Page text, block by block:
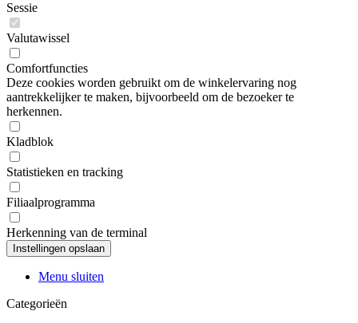
Sessie
Valutawissel
Comfortfuncties
Deze cookies worden gebruikt om de winkelervaring nog
aantrekkelijker te maken, bijvoorbeeld om de bezoeker te
herkennen.
Kladblok
Statistieken en tracking
Filiaalprogramma
Herkenning van de terminal
Menu sluiten
Categorieën